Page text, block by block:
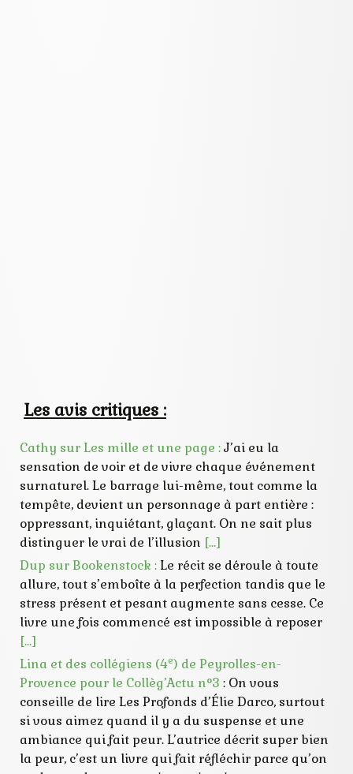
Les avis critiques :
Cathy sur Les mille et une page :J’ai eu la
sensation de voir et de vivre chaque événement
surnaturel. Le barrage lui-même, tout comme la
tempête, devient un personnage à part entière :
oppressant, inquiétant, glaçant. On ne sait plus
distinguer le vrai de l’illusion […]
Dup sur Bookenstock :Le récit se déroule à toute
allure, tout s’emboîte à la perfection tandis que le
stress présent et pesant augmente sans cesse. Ce
livre une fois commencé est impossible à reposer
[…]
Lina et des collégiens (4e) de Peyrolles-en-
Provence pour le Collèg’Actu n°3 : On vous
conseille de lire Les Profonds d’Élie Darco, surtout
si vous aimez quand il y a du suspense et une
ambiance qui fait peur. L’autrice décrit super bien
la peur, c’est un livre qui fait réfléchir parce qu’on